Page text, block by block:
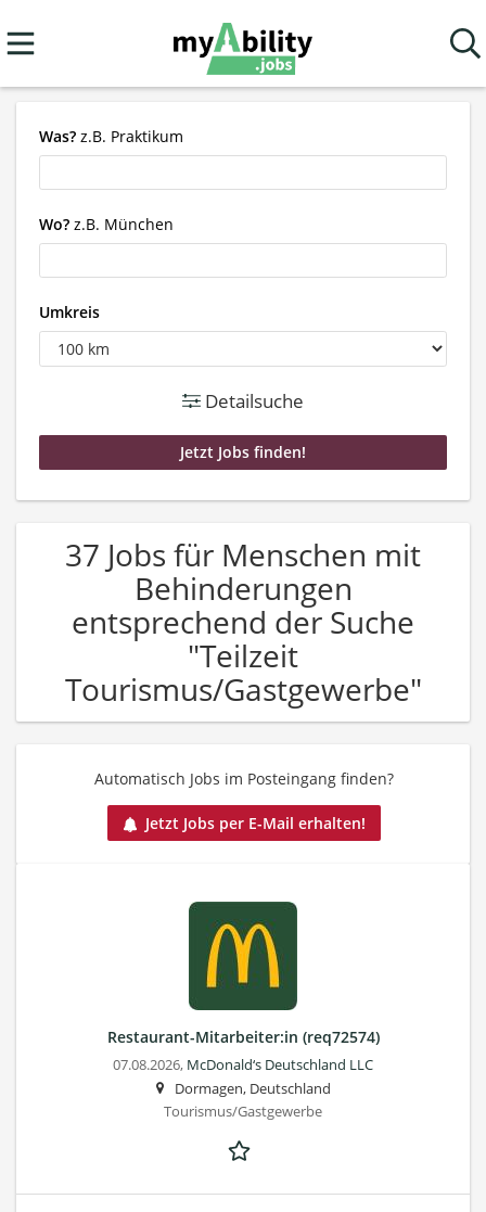
Was? z.B. Praktikum
Wo? z.B. München
Umkreis
Detailsuche
37 Jobs für Menschen mit
Behinderungen
entsprechend der Suche
"Teilzeit
Tourismus/Gastgewerbe"
Automatisch Jobs im Posteingang finden?
Jetzt Jobs per E-Mail erhalten!
Restaurant-Mitarbeiter:in (req72574)
07.08.2026, McDonald‘s Deutschland LLC
Dormagen, Deutschland
Tourismus/Gastgewerbe